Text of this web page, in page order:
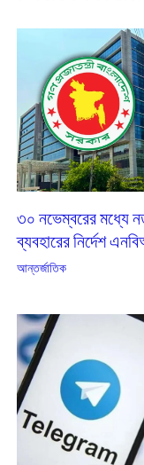
৩০ নভেম্বরের মধ্যে
ব্যবহারের নির্দেশ
আন্তর্জাতিক